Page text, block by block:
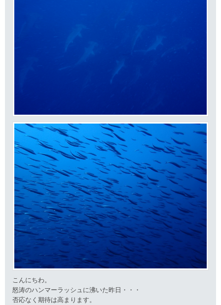
こんにちわ。
怒涛のハンマーラッシュに沸いた昨日・・・
否応なく期待は高まります。